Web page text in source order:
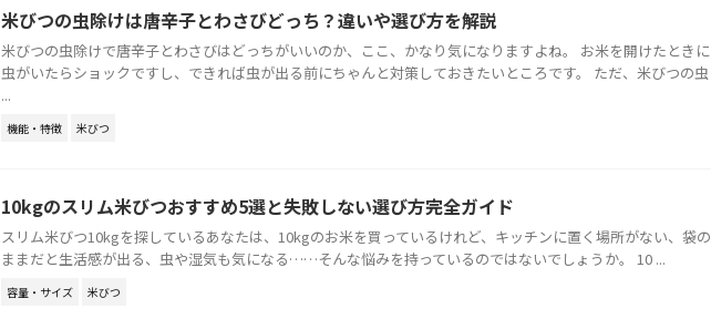
米びつの虫除けは唐辛子とわさびどっち？違いや選び方を解説
米びつの虫除けで唐辛子とわさびはどっちがいいのか、ここ、かなり気になりますよね。 お米を開けたときに
虫がいたらショックですし、できれば虫が出る前にちゃんと対策しておきたいところです。 ただ、米びつの虫
...
機能・特徴 米びつ
10kgのスリム米びつおすすめ5選と失敗しない選び方完全ガイド
スリム米びつ10kgを探しているあなたは、10kgのお米を買っているけれど、キッチンに置く場所がない、袋の
ままだと生活感が出る、虫や湿気も気になる……そんな悩みを持っているのではないでしょうか。 10 ...
容量・サイズ 米びつ